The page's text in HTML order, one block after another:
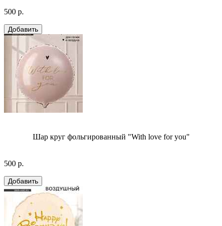
500 р.
Шар круг фольгированный "With love for you"
500 р.